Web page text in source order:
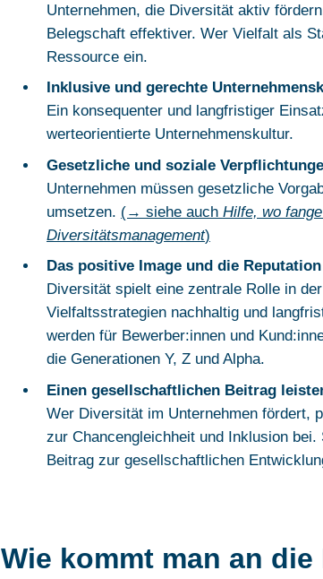
Unternehmen, die Diversität aktiv
Belegschaft effektiver. Wer Vielfalt als
Ressource ein.
Inklusive und gerechte
Ein konsequenter und langfristiger
werteorientierte Unternehmenskultur.
Gesetzliche und soziale
Unternehmen müssen gesetzliche
umsetzen. (→ siehe auch Hilfe, wo
Diversitätsmanagement)
Das positive Image und die
Diversität spielt eine zentrale Rolle in
Vielfaltsstrategien nachhaltig und
werden für Bewerber:innen und
die Generationen Y, Z und Alpha.
Einen gesellschaftlichen Beitrag
Wer Diversität im Unternehmen fördert,
zur Chancengleichheit und Inklusion
Beitrag zur gesellschaftlichen
Wie kommt man an